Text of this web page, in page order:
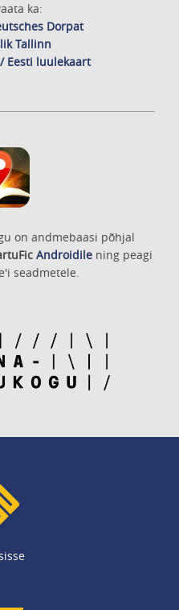
ka:
Dorpat
Tallinn
Eesti luulekaart
on andmebaasi põhjal
Androidile ning peagi
seadmetele.